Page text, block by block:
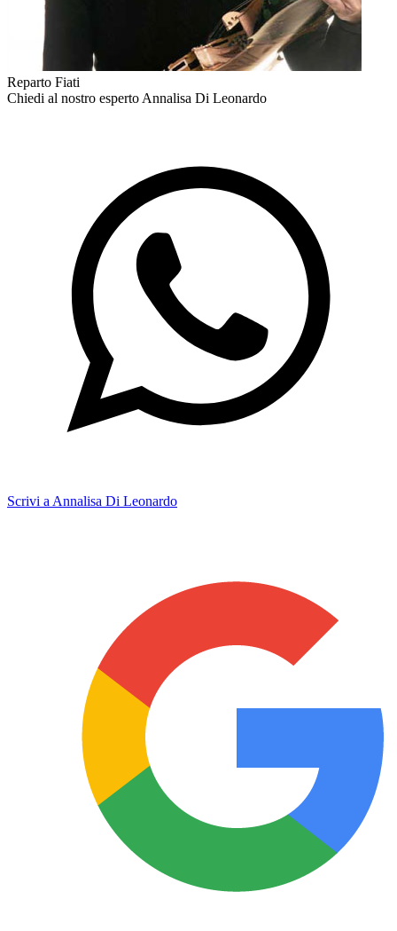
Reparto Fiati
Chiedi al nostro espertoAnnalisa Di Leonardo
Scrivi a Annalisa Di Leonardo